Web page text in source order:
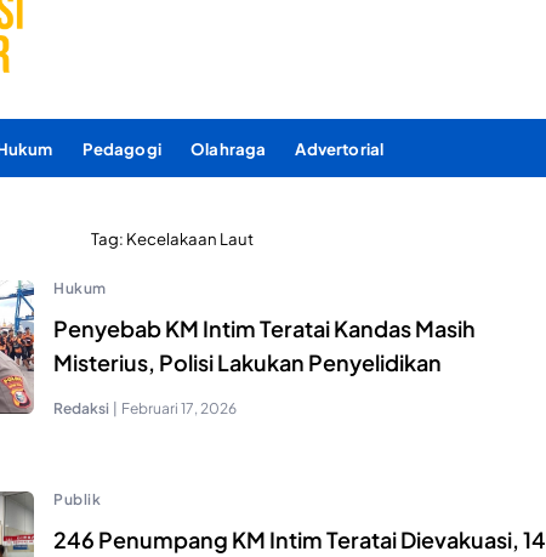
Pedagogi Olahraga Advertorial
Tag: Kecelakaan Laut
Hukum
Penyebab KM Intim Teratai Kandas Masih
Misterius, Polisi Lakukan Penyelidikan
Redaksi | Februari 17, 2026
Publik
246 Penumpang KM Intim Teratai Dievakuasi, 14